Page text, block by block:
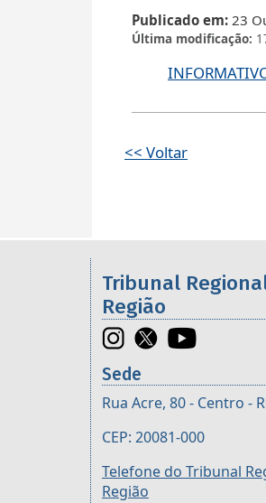
Publicado em 23
Última modificação
<< Voltar
Informações
Tribunal
Região
Sede
Rua Acre, 80 - Centro -
CEP: 20081-000
Telefone do Tribunal
Região